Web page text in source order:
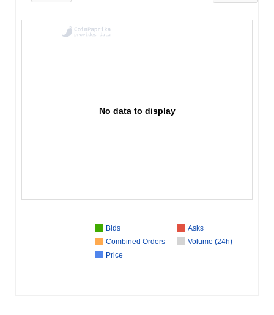
No data to display
Bids
Asks
Combined Orders
Volume (24h)
Price